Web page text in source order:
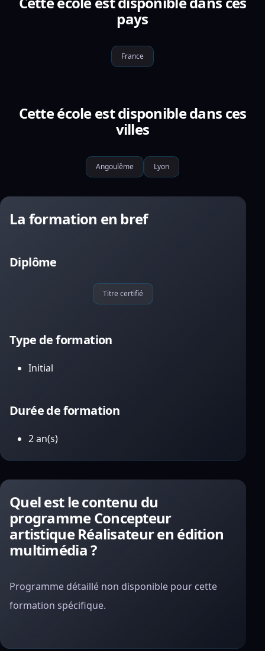
pays
France
Cette école est disponible dans ces
villes
Angoulême Lyon
La formation en bref
Diplôme
Titre certifié
Type de formation
Initial
Durée de formation
2 an(s)
Quel est le contenu du
programme Concepteur
artistique Réalisateur en édition
multimédia ?
Programme détaillé non disponible pour cette
formation spécifique.